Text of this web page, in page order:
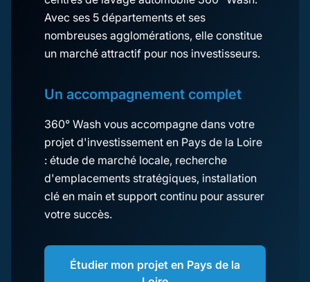
Avec ses 5 départements et ses
nombreuses agglomérations, elle constitue
un marché attractif pour nos investisseurs.
Un accompagnement complet
360° Wash vous accompagne dans votre
projet d'investissement en Pays de la Loire
: étude de marché locale, recherche
d'emplacements stratégiques, installation
clé en main et support continu pour assurer
votre succès.
Étudier mon projet en Pays de la